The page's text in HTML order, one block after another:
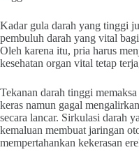
Kadar gula darah yang tinggi
pembuluh darah yang vital
Oleh karena itu, pria harus
kesehatan organ vital tetap
Tekanan darah tinggi
keras namun gagal
secara lancar. Sirkulasi darah
kemaluan membuat jaringan
mempertahankan kekerasan